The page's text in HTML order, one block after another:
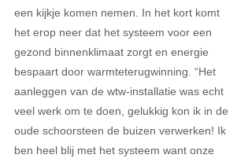
een kijkje komen nemen. In het kort komt
het erop neer dat het systeem voor een
gezond binnenklimaat zorgt en energie
bespaart door warmteterugwinning. “Het
aanleggen van de wtw-installatie was echt
veel werk om te doen, gelukkig kon ik in de
oude schoorsteen de buizen verwerken! Ik
ben heel blij met het systeem want onze